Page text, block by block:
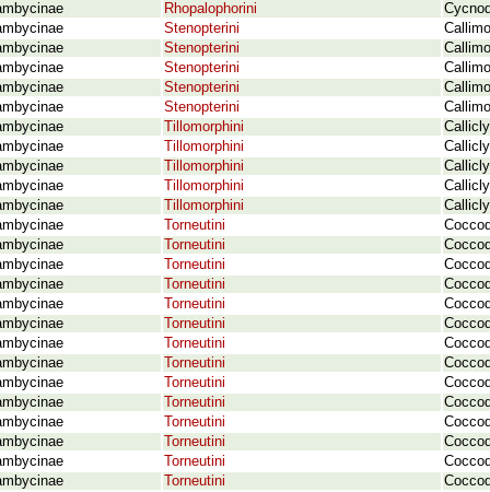
Rhopalophorini
Stenopterini
Stenopterini
Stenopterini
Stenopterini
Stenopterini
Tillomorphini
Tillomorphini
Tillomorphini
Tillomorphini
Tillomorphini
Torneutini
Torneutini
Torneutini
Torneutini
Torneutini
Torneutini
Torneutini
Torneutini
Torneutini
Torneutini
Torneutini
Torneutini
Torneutini
Torneutini